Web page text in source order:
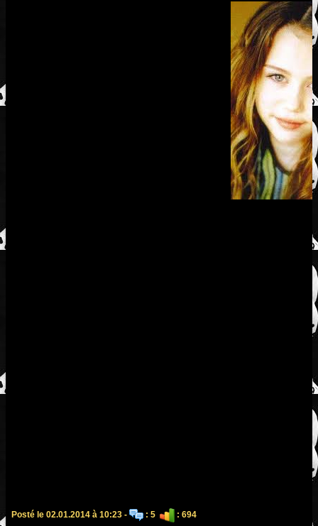
Posté le 02.01.2014 à 10:23 - : 5 : 694